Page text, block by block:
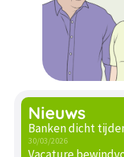
Nieuws
Banken dicht
30/03/2026
Vacature